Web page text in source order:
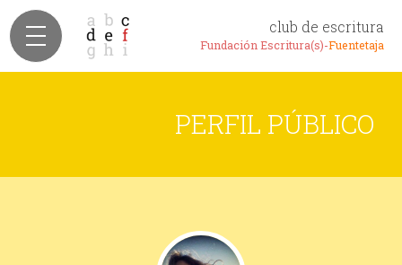
club de escritura
Fundación Escritura(s)-Fuentetaja
PERFIL PÚBLICO